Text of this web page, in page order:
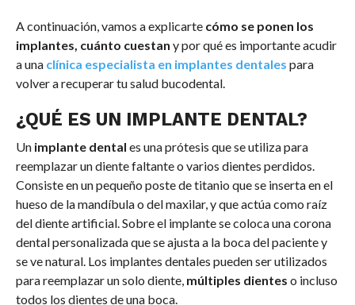
A continuación, vamos a explicarte cómo se ponen los
implantes, cuánto cuestan y por qué es importante acudir
a una clínica especialista en implantes dentales para
volver a recuperar tu salud bucodental.
¿QUÉ ES UN IMPLANTE DENTAL?
Unimplante dental es una prótesis que se utiliza para
reemplazar un diente faltante o varios dientes perdidos.
Consiste en un pequeño poste de titanio que se inserta en el
hueso de la mandíbula o del maxilar, y que actúa como raíz
del diente artificial. Sobre el implante se coloca una corona
dental personalizada que se ajusta a la boca del paciente y
se ve natural. Los implantes dentales pueden ser utilizados
para reemplazar un solo diente, múltiples dientes o incluso
todos los dientes de una boca.